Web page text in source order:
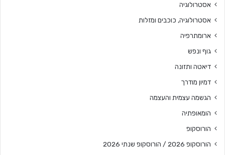
אסטרולוגיה
אסטרולוגיה, כוכבים ומזלות
ארומתרפיה
גוף ונפש
דיאטה ותזונה
דמיון מודרך
הגשמה עצמית והעצמה
הומאופתיה
הורוסקופ
הורוסקופ 2026 / הורוסקופ שנתי 2026